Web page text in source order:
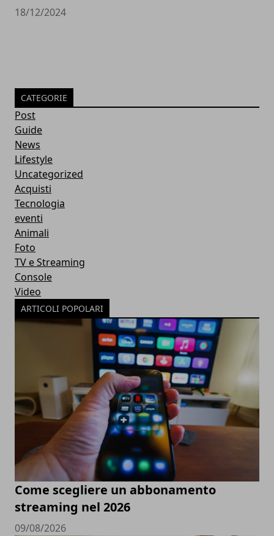
18/12/2024
CATEGORIE
Post
Guide
News
Lifestyle
Uncategorized
Acquisti
Tecnologia
eventi
Animali
Foto
TV e Streaming
Console
Video
ARTICOLI POPOLARI
Come scegliere un abbonamento
streaming nel 2026
09/08/2026